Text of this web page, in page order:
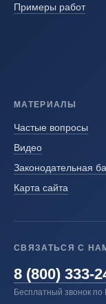
Примеры работ
МАТЕРИАЛЫ
Частые вопросы
Видео
Законодательная
Карта сайта
СВЯЗАТЬСЯ С
8 (800) 333-
Бесплатный звонок по